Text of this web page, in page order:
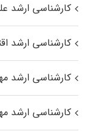
کارشناسی ارشد
کارشناسی ارشد
کارشناسی ارشد
کارشناسی ارشد